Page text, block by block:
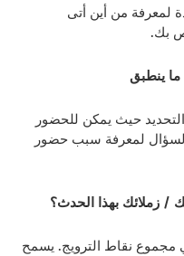
لمعرفة من أين أتى
بك.
حيث يمكن للحضور
لمعرفة سبب حضور
مجموع نقاط الترويج. يسمح